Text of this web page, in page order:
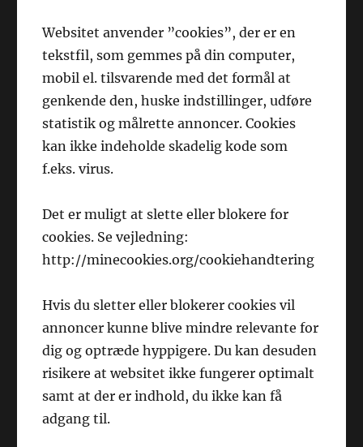
Websitet anvender ”cookies”, der er en
tekstfil, som gemmes på din computer,
mobil el. tilsvarende med det formål at
genkende den, huske indstillinger, udføre
statistik og målrette annoncer. Cookies
kan ikke indeholde skadelig kode som
f.eks. virus.
Det er muligt at slette eller blokere for
cookies. Se vejledning:
http://minecookies.org/cookiehandtering
Hvis du sletter eller blokerer cookies vil
annoncer kunne blive mindre relevante for
dig og optræde hyppigere. Du kan desuden
risikere at websitet ikke fungerer optimalt
samt at der er indhold, du ikke kan få
adgang til.